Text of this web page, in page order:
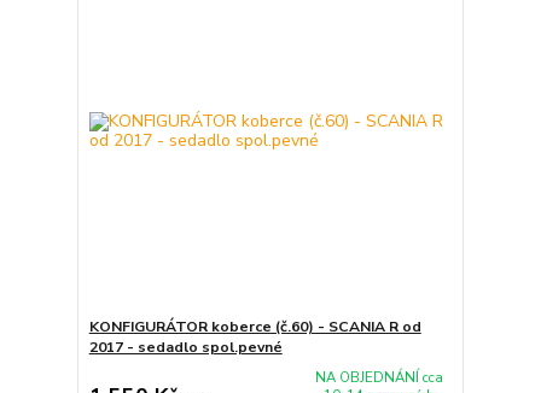
KONFIGURÁTOR koberce (č.60) - SCANIA R od
2017 - sedadlo spol.pevné
NA OBJEDNÁNÍ cca